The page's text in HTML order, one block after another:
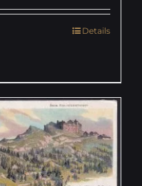
Details